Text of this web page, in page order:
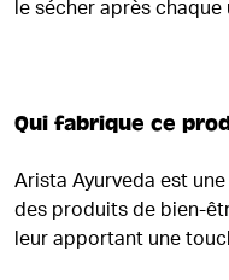
le sécher après
Qui fabrique ce
Arista Ayurveda est
des produits de bien-
leur apportant une